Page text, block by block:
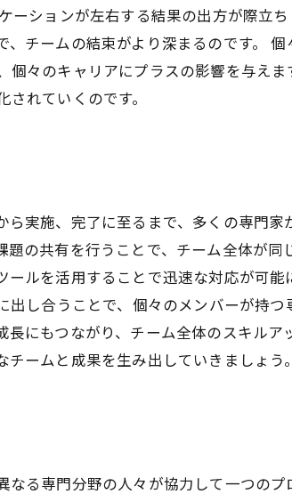
ーションが左右する結果の出方が際立ち
チームの結束がより深まるのです。 個
々のキャリアにプラスの影響を与えま
れていくのです。
実施、完了に至るまで、多くの専門家
の共有を行うことで、チーム全体が同
ルを活用することで迅速な対応が可能
し合うことで、個々のメンバーが持つ
にもつながり、チーム全体のスキルア
ームと成果を生み出していきましょう。
る専門分野の人々が協力して一つのプ